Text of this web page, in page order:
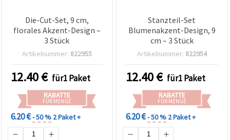
Die-Cut-Set, 9 cm,
florales Akzent-Design –
3 Stück
Artikelnummer: 822955
12.40€ für1 Paket
RABATTE
FÜR MENGE
6.20 €- 50 % 2 Paket +
Stanzteil-Set
Blumenakzent-Design, 9
cm – 3 Stück
Artikelnummer: 822954
12.40€ für1 Paket
RABATTE
FÜR MENGE
6.20 €- 50 % 2 Paket +